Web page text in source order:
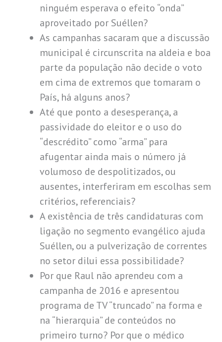
ninguém esperava o efeito “onda”
aproveitado por Suéllen?
As campanhas sacaram que a discussão
municipal é circunscrita na aldeia e boa
parte da população não decide o voto
em cima de extremos que tomaram o
País, há alguns anos?
Até que ponto a desesperança, a
passividade do eleitor e o uso do
“descrédito” como “arma” para
afugentar ainda mais o número já
volumoso de despolitizados, ou
ausentes, interferiram em escolhas sem
critérios, referenciais?
A existência de três candidaturas com
ligação no segmento evangélico ajuda
Suéllen, ou a pulverização de correntes
no setor dilui essa possibilidade?
Por que Raul não aprendeu com a
campanha de 2016 e apresentou
programa de TV “truncado” na forma e
na “hierarquia” de conteúdos no
primeiro turno? Por que o médico